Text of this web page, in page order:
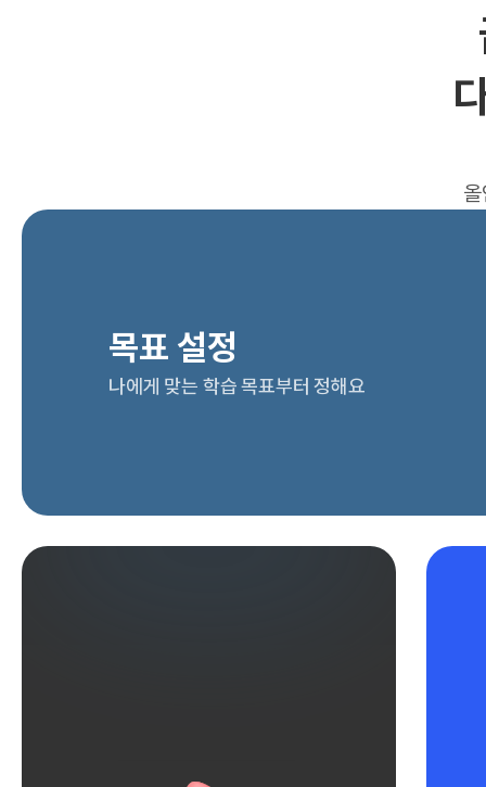
목표 설정
나에게 맞는 학습 목표부터 정해요